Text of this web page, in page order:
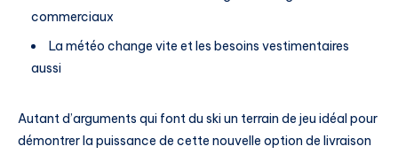
commerciaux
La météo change vite et les besoins vestimentaires
aussi
Autant d’arguments qui font du ski un terrain de jeu idéal pour
démontrer la puissance de cette nouvelle option de livraison